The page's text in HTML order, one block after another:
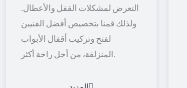
التعرض لمشكلات القفل والأعطال.
ولذلك قمنا بتخصيص أفضل الفنيين
لفتح وتركيب أقفال الأبواب
المنزلقة، من أجل راحة أكثر.
المزيد